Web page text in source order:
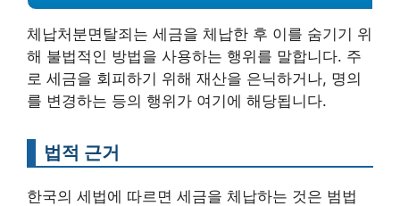
체납처분면탈죄는 세금을 체납한 후 이를 숨기기 위
해 불법적인 방법을 사용하는 행위를 말합니다. 주
로 세금을 회피하기 위해 재산을 은닉하거나, 명의
를 변경하는 등의 행위가 여기에 해당됩니다.
법적 근거
한국의 세법에 따르면 세금을 체납하는 것은 범법